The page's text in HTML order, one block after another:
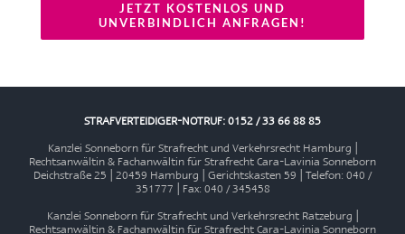
JETZT KOSTENLOS UND
UNVERBINDLICH ANFRAGEN!
STRAFVERTEIDIGER-NOTRUF: 0152 / 33 66 88 85
Kanzlei Sonneborn für Strafrecht und Verkehrsrecht Hamburg |
Rechtsanwältin & Fachanwältin für Strafrecht Cara-Lavinia Sonneborn
Deichstraße 25 | 20459 Hamburg | Gerichtskasten 59 | Telefon: 040 /
351777 | Fax: 040 / 345458
Kanzlei Sonneborn für Strafrecht und Verkehrsrecht Ratzeburg |
Rechtsanwältin & Fachanwältin für Strafrecht Cara-Lavinia Sonneborn